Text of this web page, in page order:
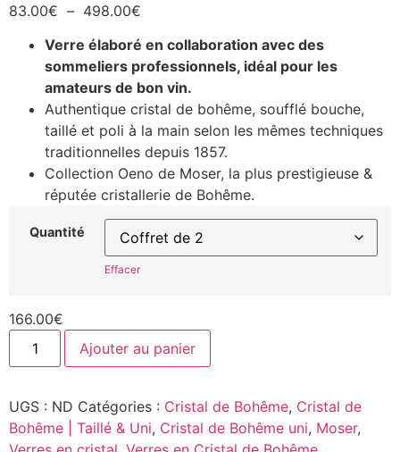
83.00€ – 498.00€
Verre élaboré en collaboration avec des
sommeliers professionnels, idéal pour les
amateurs de bon vin.
Authentique cristal de bohême, soufflé bouche,
taillé et poli à la main selon les mêmes techniques
traditionnelles depuis 1857.
Collection Oeno de Moser, la plus prestigieuse &
réputée cristallerie de Bohême.
Quantité
Effacer
166.00€
Ajouter au panier
UGS : ND Catégories : Cristal de Bohême, Cristal de
Bohême | Taillé & Uni, Cristal de Bohême uni, Moser,